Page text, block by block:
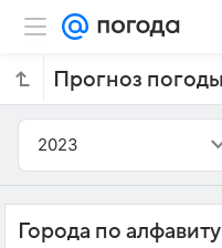
2023
Города по алфавиту